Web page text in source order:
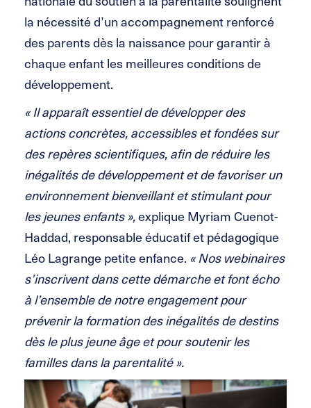
la nécessité d’un accompagnement renforcé
des parents dès la naissance pour garantir à
chaque enfant les meilleures conditions de
développement.
« Il apparaît essentiel de développer des
actions concrètes, accessibles et fondées sur
des repères scientifiques, afin de réduire les
inégalités de développement et de favoriser un
environnement bienveillant et stimulant pour
les jeunes enfants »,explique Myriam Cuenot-
Haddad, responsable éducatif et pédagogique
Léo Lagrange petite enfance. « Nos webinaires
s’inscrivent dans cette démarche et font écho
à l’ensemble de notre engagement pour
prévenir la formation des inégalités de destins
dès le plus jeune âge et pour soutenir les
familles dans la parentalité ».